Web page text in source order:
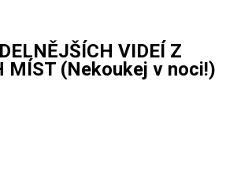
VIDEÍ Z
MÍST (Nekoukej v noci!)